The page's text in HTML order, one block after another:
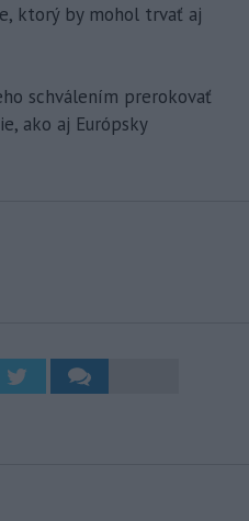
ktorý by mohol trvať aj
schválením prerokovať
ako aj Európsky